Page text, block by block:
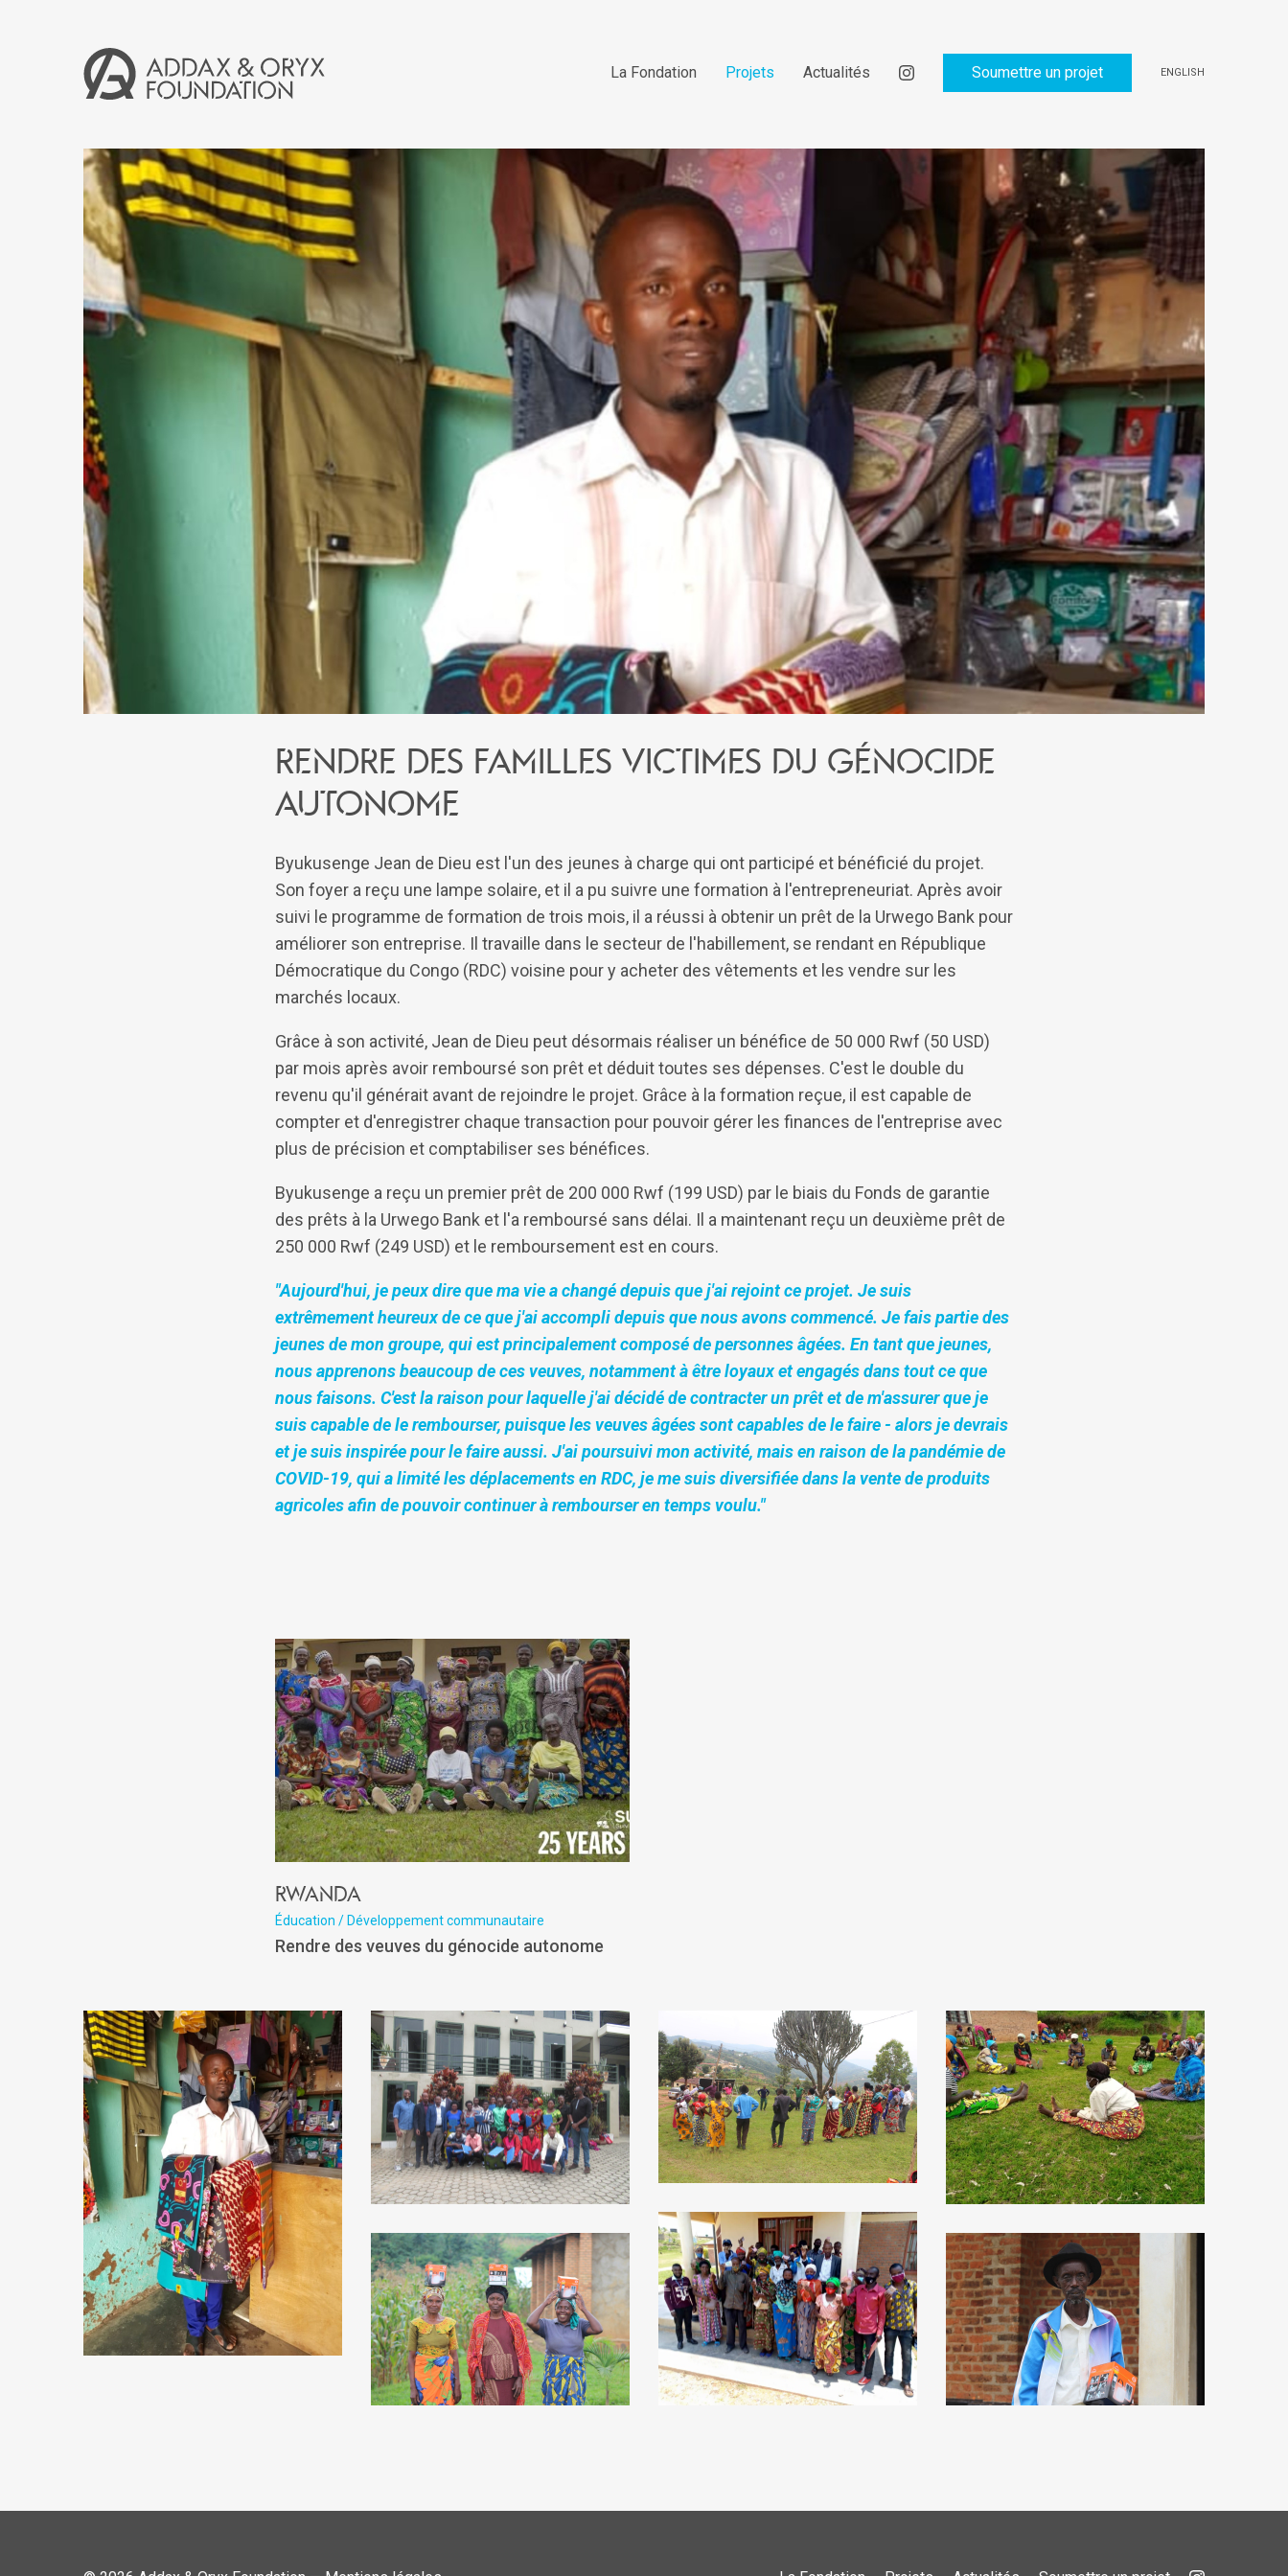
Rendre des familles victimes du génocide
autonome
Byukusenge Jean de Dieu est l'un des jeunes à charge qui ont participé et bénéficié du projet.
Son foyer a reçu une lampe solaire, et il a pu suivre une formation à l'entrepreneuriat. Après avoir
suivi le programme de formation de trois mois, il a réussi à obtenir un prêt de la Urwego Bank pour
améliorer son entreprise. Il travaille dans le secteur de l'habillement, se rendant en République
Démocratique du Congo (RDC) voisine pour y acheter des vêtements et les vendre sur les
marchés locaux.
Grâce à son activité, Jean de Dieu peut désormais réaliser un bénéfice de 50 000 Rwf (50 USD)
par mois après avoir remboursé son prêt et déduit toutes ses dépenses. C'est le double du
revenu qu'il générait avant de rejoindre le projet. Grâce à la formation reçue, il est capable de
compter et d'enregistrer chaque transaction pour pouvoir gérer les finances de l'entreprise avec
plus de précision et comptabiliser ses bénéfices.
Byukusenge a reçu un premier prêt de 200 000 Rwf (199 USD) par le biais du Fonds de garantie
des prêts à la Urwego Bank et l'a remboursé sans délai. Il a maintenant reçu un deuxième prêt de
250 000 Rwf (249 USD) et le remboursement est en cours.
"Aujourd'hui, je peux dire que ma vie a changé depuis que j'ai rejoint ce projet. Je suis
extrêmement heureux de ce que j'ai accompli depuis que nous avons commencé. Je fais partie des
jeunes de mon groupe, qui est principalement composé de personnes âgées. En tant que jeunes,
nous apprenons beaucoup de ces veuves, notamment à être loyaux et engagés dans tout ce que
nous faisons. C'est la raison pour laquelle j'ai décidé de contracter un prêt et de m'assurer que je
suis capable de le rembourser, puisque les veuves âgées sont capables de le faire - alors je devrais
et je suis inspirée pour le faire aussi. J'ai poursuivi mon activité, mais en raison de la pandémie de
COVID-19, qui a limité les déplacements en RDC, je me suis diversifiée dans la vente de produits
agricoles afin de pouvoir continuer à rembourser en temps voulu."
Rwanda
Éducation / Développement communautaire
Rendre des veuves du génocide autonome
La Fondation Projets Actualités Soumettre un projet ENGLISH